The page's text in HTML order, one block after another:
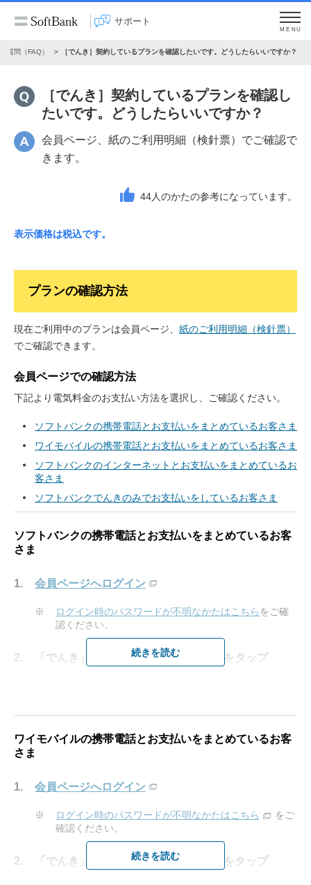
サポート
MENU
質問（FAQ） ［でんき］契約しているプランを確認したいです。どうしたらいいですか？
［でんき］契約しているプランを確認し
たいです。どうしたらいいですか？
会員ページ、紙のご利用明細（検針票）でご確認で
きます。
44人のかたの参考になっています。
表示価格は税込です。
プランの確認方法
現在ご利用中のプランは会員ページ、 紙のご利用明細（検針票）
でご確認できます。
会員ページでの確認方法
下記より電気料金のお支払い方法を選択し、ご確認ください。
ソフトバンクの携帯電話とお支払いをまとめているお客さま
ワイモバイルの携帯電話とお支払いをまとめているお客さま
ソフトバンクのインターネットとお支払いをまとめているお
客さま
ソフトバンクでんきのみでお支払いをしているお客さま
ソフトバンクの携帯電話とお支払いをまとめているお客
さま
会員ページへログイン
※ ログイン時のパスワードが不明なかたはこちら をご確
認ください。
「でんき」の項目にある「確認する」をタップ
続きを読む
ワイモバイルの携帯電話とお支払いをまとめているお客
さま
会員ページへログイン
※ ログイン時のパスワードが不明なかたはこちら
をご
確認ください。
「でんき」の項目にある「確認する」をタップ
続きを読む